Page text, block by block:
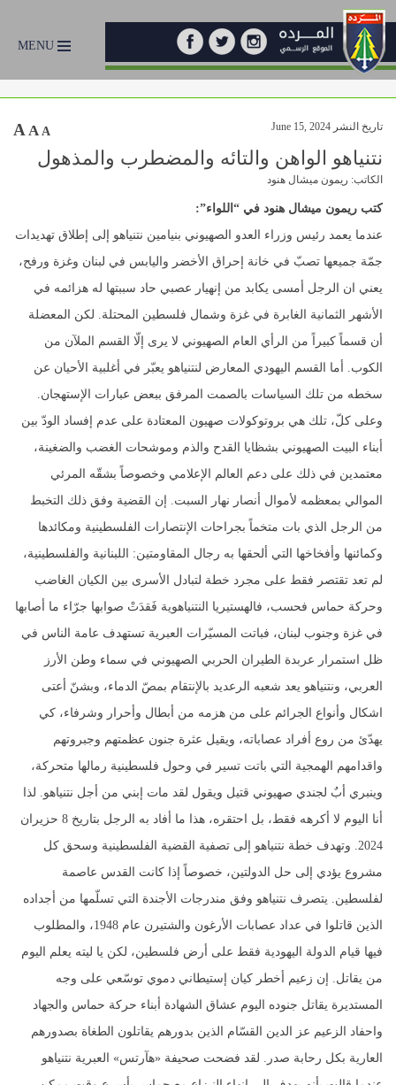
MENU
تاريخ النشر June 15, 2024 A A A
نتنياهو الواهن والتائه والمضطرب والمذهول
الكاتب: ريمون ميشال هنود
كتب ريمون ميشال هنود في “اللواء”:
عندما يعمد رئيس وزراء العدو الصهيوني بنيامين نتنياهو إلى إطلاق تهديدات
جمّة جميعها تصبّ في خانة إحراق الأخضر واليابس في لبنان وغزة ورفح،
يعني ان الرجل أمسى يكابد من إنهيار عصبي حاد سببتها له هزائمه في
الأشهر الثمانية الغابرة في غزة وشمال فلسطين المحتلة. لكن المعضلة
أن قسماً كبيراً من الرأي العام الصهيوني لا يرى إلّا القسم الملآن من
الكوب. أما القسم اليهودي المعارض لنتنياهو يعبّر في أغلبية الأحيان عن
سخطه من تلك السياسات بالصمت المرفق ببعض عبارات الإستهجان.
وعلى كلّ، تلك هي بروتوكولات صهيون المعتادة على عدم إفساد الودّ بين
أبناء البيت الصهيوني بشظايا القدح والذم وموشحات الغضب والضغينة،
معتمدين في ذلك على دعم العالم الإعلامي وخصوصاً بشقّه المرئي
الموالي بمعظمه لأموال أنصار نهار السبت. إن القضية وفق ذلك التخبط
من الرجل الذي بات متخماً بجراحات الإنتصارات الفلسطينية ومكائدها
وكمائنها وأفخاخها التي ألحقها به رجال المقاومتين: اللبنانية والفلسطينية،
لم تعد تقتصر فقط على مجرد خطة لتبادل الأسرى بين الكيان الغاضب
وحركة حماس فحسب، فالهستيريا النتنياهوية فَقدَتْ صوابها جرّاء ما أصابها
في غزة وجنوب لبنان، فباتت المسيّرات العبرية تستهدف عامة الناس في
ظل استمرار عربدة الطيران الحربي الصهيوني في سماء وطن الأرز
العربي، ونتنياهو يعد شعبه الرعديد بالإنتقام بمصّ الدماء، وبشنّ أعتى
اشكال وأنواع الجرائم على من هزمه من أبطال وأحرار وشرفاء، كي
يهدّئ من روع أفراد عصاباته، ويقيل عثرة جنون عظمتهم وجبروتهم
واقدامهم الهمجية التي باتت تسير في وحول فلسطينية رمالها متحركة،
وينبري أبٌ لجندي صهيوني قتيل ويقول لقد مات إبني من أجل نتنياهو. لذا
أنا اليوم لا أكرهه فقط، بل احتقره، هذا ما أفاد به الرجل بتاريخ 8 حزيران
2024. وتهدف خطة نتنياهو إلى تصفية القضية الفلسطينية وسحق كل
مشروع يؤدي إلى حل الدولتين، خصوصاً إذا كانت القدس عاصمة
لفلسطين. يتصرف نتنياهو وفق مندرجات الأجندة التي تسلّمها من أجداده
الذين قاتلوا في عداد عصابات الأرغون والشتيرن عام 1948، والمطلوب
فيها قيام الدولة اليهودية فقط على أرض فلسطين، لكن يا ليته يعلم اليوم
من يقاتل. إن زعيم أخطر كيان إستيطاني دموي توسّعي على وجه
المستديرة يقاتل جنوده اليوم عشاق الشهادة أبناء حركة حماس والجهاد
واحفاد الزعيم عز الدين القسّام الذين بدورهم يقاتلون الطغاة بصدورهم
العارية بكل رحابة صدر. لقد فضحت صحيفة «هآرتس» العبرية نتنياهو